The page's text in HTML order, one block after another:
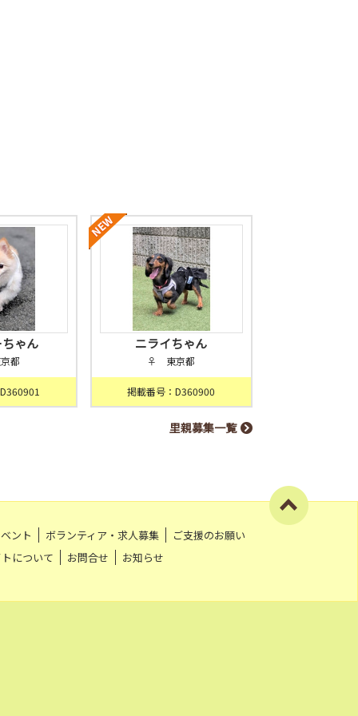
ゃん
都
ニライちゃん
♀ 東京都
掲載番号：D360900
里親募集一覧
ント ボランティア・求人募集
ご支援のお願い
について お問合せ お知らせ